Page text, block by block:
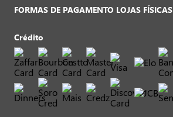
FORMAS DE PAGAMENTO LOJAS FÍSICAS
Crédito